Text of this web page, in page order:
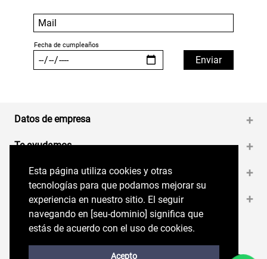
Esta página utiliza cookies y otras
tecnologías para que podamos mejorar su
experiencia en nuestro sitio. El seguir
navegando en perryellis.cl significa que estás
de acuerdo con el uso de cookies.
Acepto
Esta página utiliza cookies y otras
tecnologías para que podamos mejorar su
experiencia en nuestro sitio. El seguir
navegando en [seu-dominio] significa que
estás de acuerdo con el uso de cookies.
Acepto
Datos de empresa +
Te ayudamos +
Medios de pago +
Contáctanos +
Síguenos en nuestras RRSS
Trabaja con Nosotros